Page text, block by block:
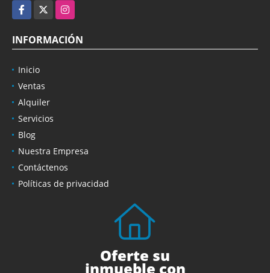
Facebook
Instagram
INFORMACIÓN
Inicio
Ventas
Alquiler
Servicios
Blog
Nuestra Empresa
Contáctenos
Políticas de privacidad
Oferte su
inmueble con